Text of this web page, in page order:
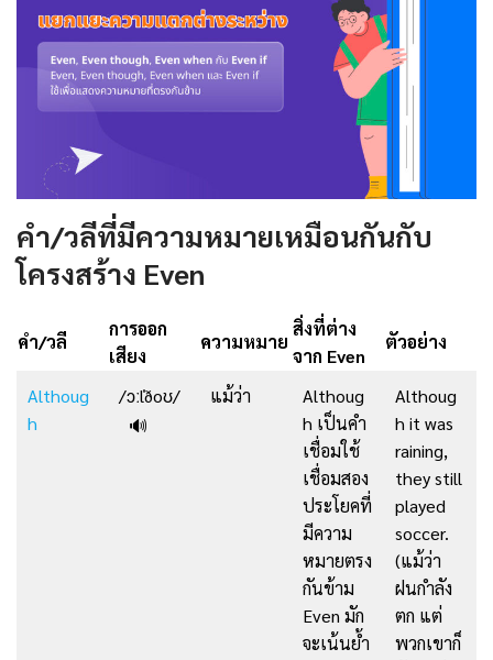
คำ/วลีที่มีความหมายเหมือนกันกับ
โครงสร้าง Even
คํา/วลี
การออก
เสียง
ความหมาย
สิ่งที่ต่าง
จาก Even
ตัวอย่าง
Althoug
h
/ɔːlˈðoʊ/
🔊
แม้ว่า
Althoug
h เป็นคำ
เชื่อมใช้
เชื่อมสอง
ประโยคที่
มีความ
หมายตรง
กันข้าม
Even มัก
จะเน้นย้ำ
Althoug
h it was
raining,
they still
played
soccer.
(แม้ว่า
ฝนกําลัง
ตก แต่
พวกเขาก็